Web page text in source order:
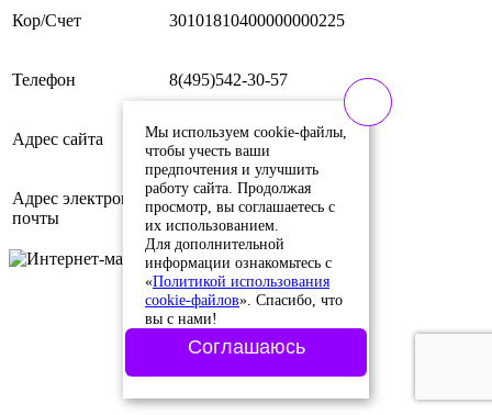
Кор/Счет 30101810400000000225
Телефон 8(495)542-30-57
Адрес сайта www.kupiscooter.ru
Адрес электронной
почты
info@kupiscooter.ru
Мы используем cookie-файлы,
чтобы учесть ваши
предпочтения и улучшить
работу сайта. Продолжая
просмотр, вы соглашаетесь с
их использованием.
Для дополнительной
информации ознакомьтесь с
«Политикой использования
cookie-файлов». Спасибо, что
вы с нами!
Соглашаюсь